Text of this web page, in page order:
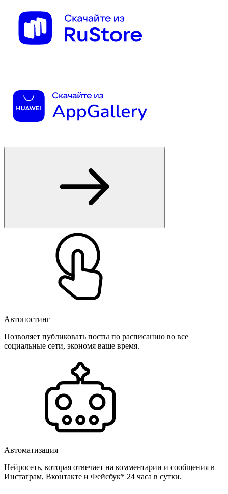
Автопостинг
Позволяет публиковать посты по расписанию во все
социальные сети, экономя ваше время.
Автоматизация
Нейросеть, которая отвечает на комментарии и сообщения в
Инстаграм, Вконтакте и Фейсбук* 24 часа в сутки.